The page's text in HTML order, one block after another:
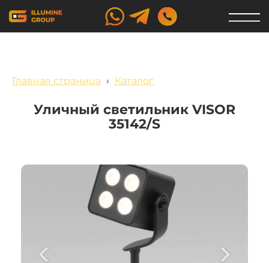
Главная страница › Каталог
Уличный светильник VISOR
35142/S